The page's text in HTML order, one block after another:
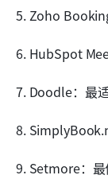
5. Zoho
6. HubSpot
7. Doodle：最
8.
9. Setmore：